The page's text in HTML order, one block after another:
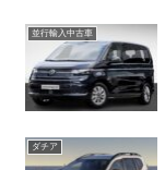
並行輸入中古車
ダチア